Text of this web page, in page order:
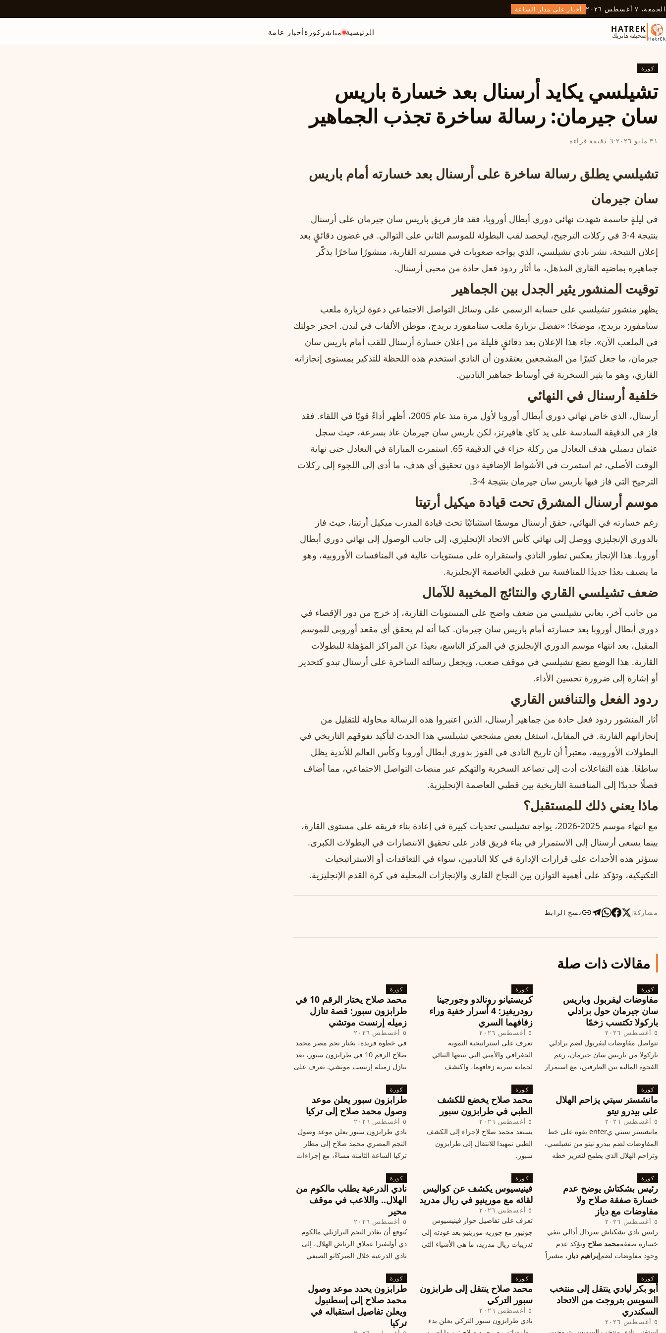
الجمعة، ٧ أغسطس ٢٠٢٦ أخبار على مدار الساعة
HATREK
صحيفة هاتريك الرئيسية مباشر كورةأخبار عامة
كورة
تشيلسي يكايد أرسنال بعد خسارة باريس
سان جيرمان: رسالة ساخرة تجذب الجماهير
٣١ مايو ٢٠٢٦ ·3 دقيقة قراءة
تشيلسي يطلق رسالة ساخرة على أرسنال بعد خسارته أمام باريس
سان جيرمان
في ليلةٍ حاسمة شهدت نهائي دوري أبطال أوروبا، فقد فاز فريق باريس سان جيرمان على أرسنال
بنتيجة 4-3 في ركلات الترجيح، ليحصد لقب البطولة للموسم الثاني على التوالي. في غضون دقائقٍ بعد
إعلان النتيجة، نشر نادي تشيلسي، الذي يواجه صعوبات في مسيرته القارية، منشورًا ساخرًا يذكّر
جماهيره بماضيه القاري المذهل، ما أثار ردود فعل حادة من محبي أرسنال.
توقيت المنشور يثير الجدل بين الجماهير
يظهر منشور تشيلسي على حسابه الرسمي على وسائل التواصل الاجتماعي دعوة لزيارة ملعب
ستامفورد بريدج، موضحًا: «تفضل بزيارة ملعب ستامفورد بريدج، موطن الألقاب في لندن. احجز جولتك
في الملعب الآن». جاء هذا الإعلان بعد دقائقٍ قليلة من إعلان خسارة أرسنال للقب أمام باريس سان
جيرمان، ما جعل كثيرًا من المشجعين يعتقدون أن النادي استخدم هذه اللحظة للتذكير بمستوى إنجازاته
القاري، وهو ما يثير السخرية في أوساط جماهير الناديين.
خلفية أرسنال في النهائي
أرسنال، الذي خاض نهائي دوري أبطال أوروبا لأول مرة منذ عام 2005، أظهر أداءً قويًا في اللقاء. فقد
فاز في الدقيقة السادسة على يد كاي هافيرتز، لكن باريس سان جيرمان عاد بسرعة، حيث سجل
عثمان ديمبلي هدف التعادل من ركلة جزاء في الدقيقة 65. استمرت المباراة في التعادل حتى نهاية
الوقت الأصلي، ثم استمرت في الأشواط الإضافية دون تحقيق أي هدف، ما أدى إلى اللجوء إلى ركلات
الترجيح التي فاز فيها باريس سان جيرمان بنتيجة 4-3.
موسم أرسنال المشرق تحت قيادة ميكيل أرتيتا
رغم خسارته في النهائي، حقق أرسنال موسمًا استثنائيًا تحت قيادة المدرب ميكيل أرتيتا، حيث فاز
بالدوري الإنجليزي ووصل إلى نهائي كأس الاتحاد الإنجليزي، إلى جانب الوصول إلى نهائي دوري أبطال
أوروبا. هذا الإنجاز يعكس تطور النادي واستقراره على مستويات عالية في المنافسات الأوروبية، وهو
ما يضيف بعدًا جديدًا للمنافسة بين قطبي العاصمة الإنجليزية.
ضعف تشيلسي القاري والنتائج المخيبة للآمال
من جانب آخر، يعاني تشيلسي من ضعف واضح على المستويات القارية، إذ خرج من دور الإقصاء في
دوري أبطال أوروبا بعد خسارته أمام باريس سان جيرمان. كما أنه لم يحقق أي مقعد أوروبي للموسم
المقبل، بعد انتهاء موسم الدوري الإنجليزي في المركز التاسع، بعيدًا عن المراكز المؤهلة للبطولات
القارية. هذا الوضع يضع تشيلسي في موقف صعب، ويجعل رسالته الساخرة على أرسنال تبدو كتحذير
أو إشارة إلى ضرورة تحسين الأداء.
ردود الفعل والتنافس القاري
أثار المنشور ردود فعل حادة من جماهير أرسنال، الذين اعتبروا هذه الرسالة محاولة للتقليل من
إنجازاتهم القارية. في المقابل، استغل بعض مشجعي تشيلسي هذا الحدث لتأكيد تفوقهم التاريخي في
البطولات الأوروبية، معتبراً أن تاريخ النادي في الفوز بدوري أبطال أوروبا وكأس العالم للأندية يظل
ساطعًا. هذه التفاعلات أدت إلى تصاعد السخرية والتهكم عبر منصات التواصل الاجتماعي، مما أضاف
فصلًا جديدًا إلى المنافسة التاريخية بين قطبي العاصمة الإنجليزية.
ماذا يعني ذلك للمستقبل؟
مع انتهاء موسم 2025-2026، يواجه تشيلسي تحديات كبيرة في إعادة بناء فريقه على مستوى القارة،
بينما يسعى أرسنال إلى الاستمرار في بناء فريق قادر على تحقيق الانتصارات في البطولات الكبرى.
ستؤثر هذه الأحداث على قرارات الإدارة في كلا الناديين، سواء في التعاقدات أو الاستراتيجيات
التكتيكية، وتؤكد على أهمية التوازن بين النجاح القاري والإنجازات المحلية في كرة القدم الإنجليزية.
مشاركة: نسخ الرابط
مقالات ذات صلة
كورة
مفاوضات ليفربول وباريس
سان جيرمان حول برادلي
باركولا تكتسب زخمًا
٥ أغسطس ٢٠٢٦
تتواصل مفاوضات ليفربول لضم برادلي
باركولا من باريس سان جيرمان، رغم
الفجوة المالية بين الطرفين، مع استمرار
إغلاق سوق الانتقالات
كورة
كريستيانو رونالدو وجورجينا
رودريغيز: 4 أسرار خفية وراء
زفافهما السري
٥ أغسطس ٢٠٢٦
تعرف على استراتيجية التمويه
الجغرافي والأمني التي يتبعها الثنائي
لحماية سرية زفافهما، واكتشف
في البرتغال، واعرف ما هي الخطوات
القادمة في هذا الحدث العالمي
كورة
محمد صلاح يختار الرقم 10 في
طرابزون سبور: قصة تنازل
زميله إرنست موتشي
٥ أغسطس ٢٠٢٦
في خطوة فريدة، يختار نجم مصر محمد
صلاح الرقم 10 في طرابزون سبور، بعد
تنازل زميله إرنست موتشي. تعرف على
كورة
مانشستر سيتي يزاحم الهلال
على بيدرو نيتو
٥ أغسطس ٢٠٢٦
مانشستر سيتي يenter بقوة على خط
المفاوضات لضم بيدرو نيتو من تشيلسي،
وتزاحم الهلال الذي يطمح لتعزيز خطه
كورة
محمد صلاح يخضع للكشف
الطبي في طرابزون سبور
٥ أغسطس ٢٠٢٦
يستعد محمد صلاح لإجراء إلى الكشف
الطبي تمهيدا للانتقال إلى طرابزون
سبور.
كورة
طرابزون سبور يعلن موعد
وصول محمد صلاح إلى تركيا
٥ أغسطس ٢٠٢٦
نادي طرابزون سبور يعلن موعد وصول
النجم المصري محمد صلاح إلى مطار
تركيا الساعة الثامنة مساءً، مع إجراءات
جديد ومكافآت مالية.
كورة
رئيس بشكتاش يوضح عدم
خسارة صفقة صلاح ولا
مفاوضات مع دياز
٥ أغسطس ٢٠٢٦
رئيس نادي بشكتاش سردال أدالي ينفي
خسارة صفقةمحمد صلاح ويؤكد عدم
وجود مفاوضات لضمإبراهيم دياز ، مشيراً
محتملة أخرى.
كورة
فينيسيوس يكشف عن كواليس
لقائه مع مورينيو في ريال مدريد
٥ أغسطس ٢٠٢٦
تعرف على تفاصيل حوار فينيسيوس
جونيور مع جوزيه مورينيو بعد عودته إلى
تدريبات ريال مدريد، ما هي الأشياء التي
كورة
نادي الدرعية يطلب مالكوم من
الهلال.. واللاعب في موقف
محير
٥ أغسطس ٢٠٢٦
يُتوقع أن يغادر النجم البرازيلي مالكوم
دي أوليفيرا عملاق الرياض الهلال، إلى
نادي الدرعية خلال الميركاتو الصيفي
هذا الانتقال، وسط تقارير تفيد أن الهلال
يرحب بفراقته.
كورة
أبو بكر ليادي ينتقل إلى منتخب
السويس بتروجت من الاتحاد
السكندري
٥ أغسطس ٢٠٢٦
كورة
محمد صلاح ينتقل إلى طرابزون
سبور التركي
٥ أغسطس ٢٠٢٦
نادي طرابزون سبور التركي يعلن بدء
كورة
طرابزون يحدد موعد وصول
محمد صلاح إلى إسطنبول
ويعلن تفاصيل استقباله في
تركيا